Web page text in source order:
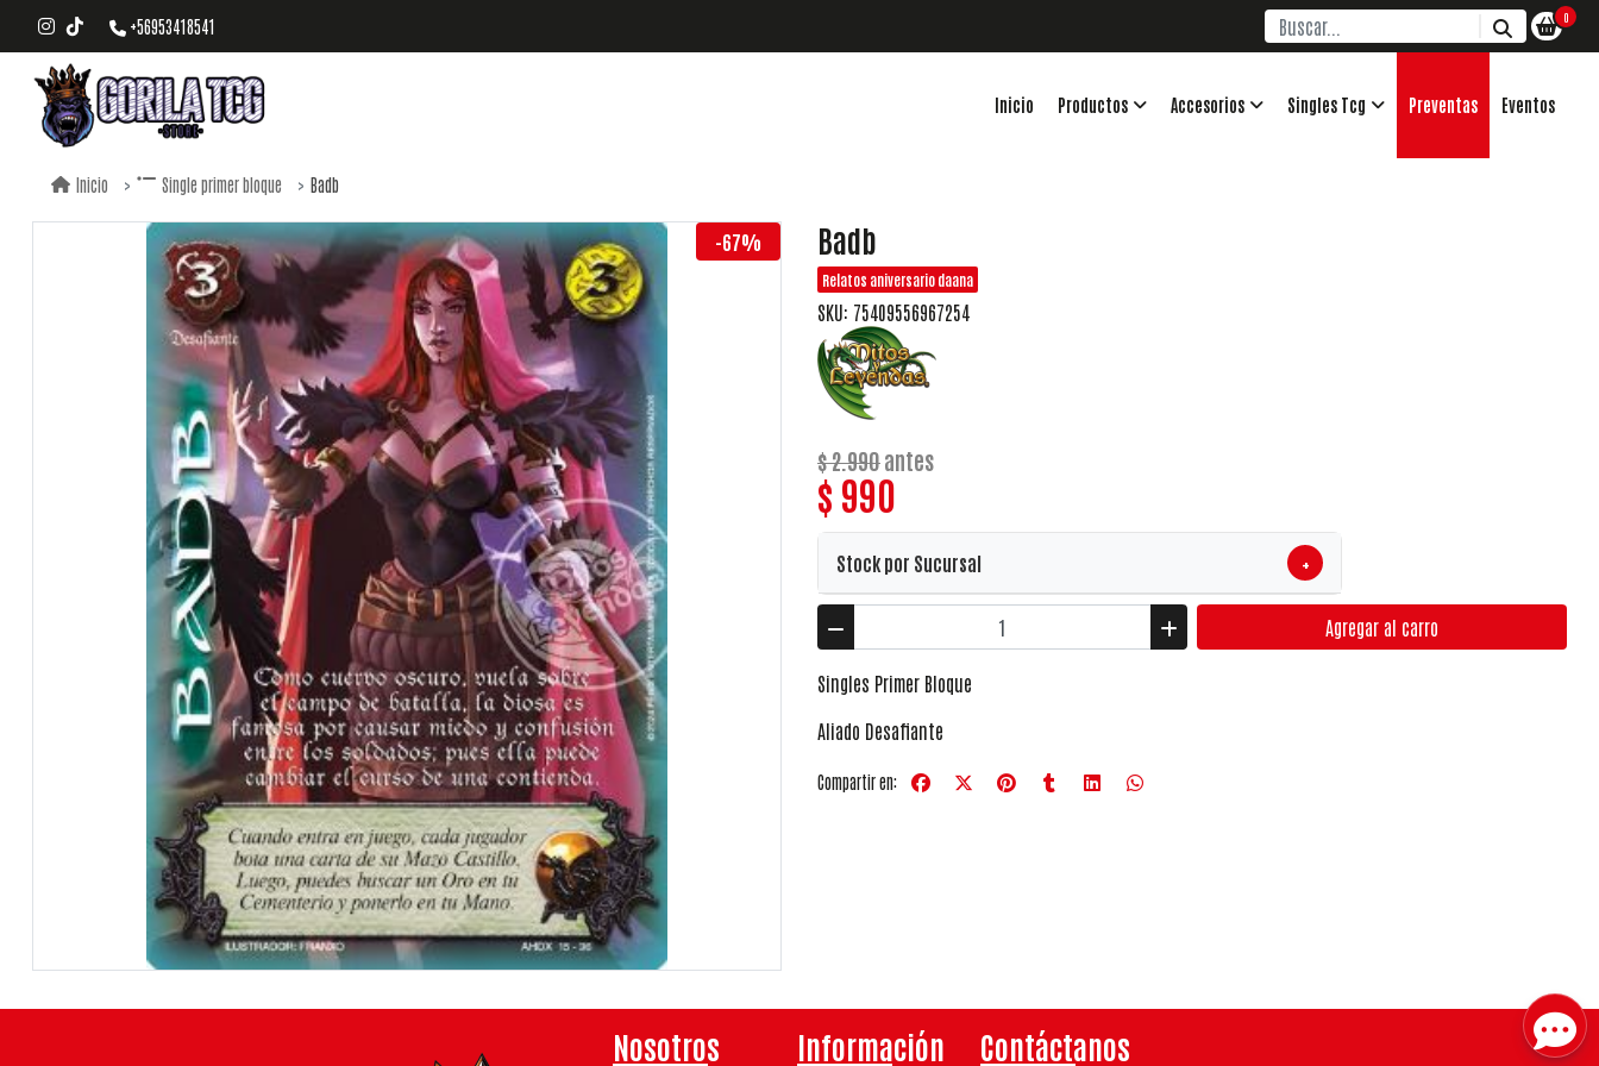
+56953418541 0
Inicio Productos Accesorios Singles Tcg Preventas Eventos
Inicio Single primer bloque Badb
-67% Badb
Relatos aniversario daana
SKU: 75409556967254
$ 2.990antes
$ 990
Stock por Sucursal +
Agregar al carro
Singles Primer Bloque
Aliado Desafiante
Compartir en:
Nosotros Información Contáctanos